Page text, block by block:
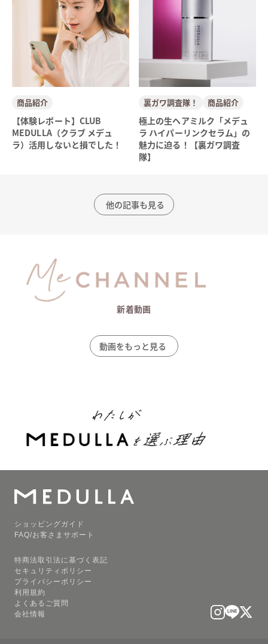
商品紹介
【体験レポート】CLUB
MEDULLA（クラブ メデュ
ラ）活用しないと損でした！
裏ガワ調査隊！ 商品紹介
極上の生ヘアミルク「メデュ
ラ ハイパーリンクセラム」の
魅力に迫る！【裏ガワ調査
隊】
他の記事も見る
新着動画
動画をもっと見る
ショッピングガイド
FAQ/お客さまサポート
特商法取引法に基づく表記
セキュリティポリシー
プライバシーポリシー
利用規約
よくあるご質問
会社情報